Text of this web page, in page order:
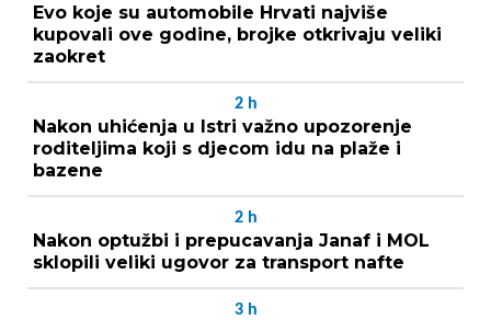
Evo koje su automobile Hrvati najviše
kupovali ove godine, brojke otkrivaju veliki
zaokret
2 h
Nakon uhićenja u Istri važno upozorenje
roditeljima koji s djecom idu na plaže i
bazene
2 h
Nakon optužbi i prepucavanja Janaf i MOL
sklopili veliki ugovor za transport nafte
3 h